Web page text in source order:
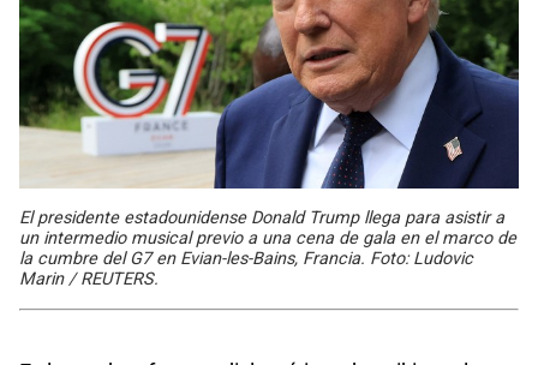
El presidente estadounidense Donald Trump llega para asistir a
un intermedio musical previo a una cena de gala en el marco de
la cumbre del G7 en Evian-les-Bains, Francia. Foto: Ludovic
Marin / REUTERS.